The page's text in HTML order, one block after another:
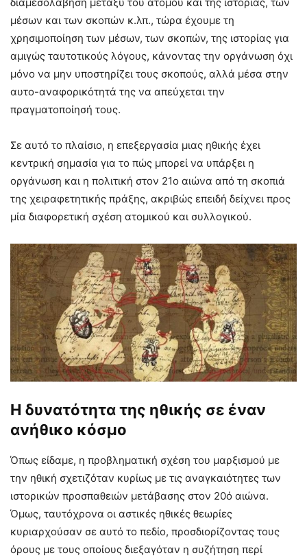
μέσων και των σκοπών κ.λπ., τώρα έχουμε τη
χρησιμοποίηση των μέσων, των σκοπών, της ιστορίας για
αμιγώς ταυτοτικούς λόγους, κάνοντας την οργάνωση όχι
μόνο να μην υποστηρίζει τους σκοπούς, αλλά μέσα στην
αυτο-αναφορικότητά της να απεύχεται την
πραγματοποίησή τους.
Σε αυτό το πλαίσιο, η επεξεργασία μιας ηθικής έχει
κεντρική σημασία για το πώς μπορεί να υπάρξει η
οργάνωση και η πολιτική στον 21ο αιώνα από τη σκοπιά
της χειραφετητικής πράξης, ακριβώς επειδή δείχνει προς
μία διαφορετική σχέση ατομικού και συλλογικού.
Η δυνατότητα της ηθικής σε έναν
ανήθικο κόσμο
Όπως είδαμε, η προβληματική σχέση του μαρξισμού με
την ηθική σχετιζόταν κυρίως με τις αναγκαιότητες των
ιστορικών προσπαθειών μετάβασης στον 20ό αιώνα.
Όμως, ταυτόχρονα οι αστικές ηθικές θεωρίες
κυριαρχούσαν σε αυτό το πεδίο, προσδιορίζοντας τους
όρους με τους οποίους διεξαγόταν η συζήτηση περί